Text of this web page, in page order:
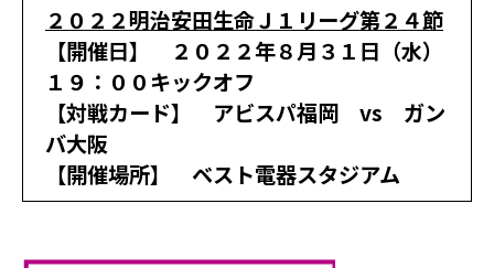
２０２２明治安田生命Ｊ１リーグ第２４節
【開催日】 ２０２２年８月３１日（水）
１９：００キックオフ
【対戦カード】 アビスパ福岡 vs ガン
バ大阪
【開催場所】 ベスト電器スタジアム